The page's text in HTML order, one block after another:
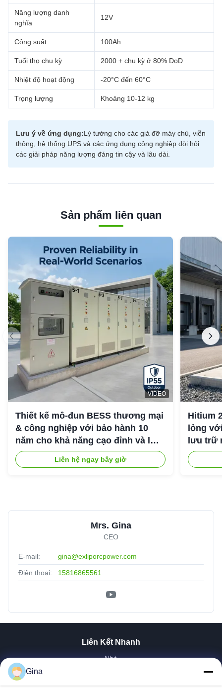
Năng lượng danh
nghĩa
12V
Công suất 100Ah
Tuổi thọ chu kỳ 2000 + chu kỳ ở 80% DoD
Nhiệt độ hoạt động -20°C đến 60°C
Trọng lượng Khoảng 10-12 kg
Lưu ý về ứng dụng:Lý tưởng cho các giá đỡ máy chủ, viễn
thông, hệ thống UPS và các ứng dụng công nghiệp đòi hỏi
các giải pháp năng lượng đáng tin cậy và lâu dài.
Sản phẩm liên quan
VIDEO
Thiết kế mô-đun BESS thương mại
& công nghiệp với bảo hành 10
năm cho khả năng cạo đỉnh và lưu
trữ năng lượng công nghiệp
Liên hệ ngay bây giờ
Hitium
lỏng
lưu trữ
Mrs. Gina
CEO
E-mail: gina@exliporcpower.com
Điện thoại: 15816865561
Liên Kết Nhanh
Nhà
Sản Phẩm
Gina